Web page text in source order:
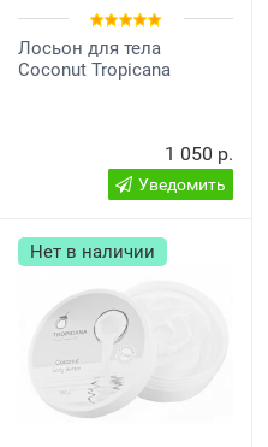
Лосьон для тела
Coconut Tropicana
1 050 р.
Уведомить
Нет в наличии